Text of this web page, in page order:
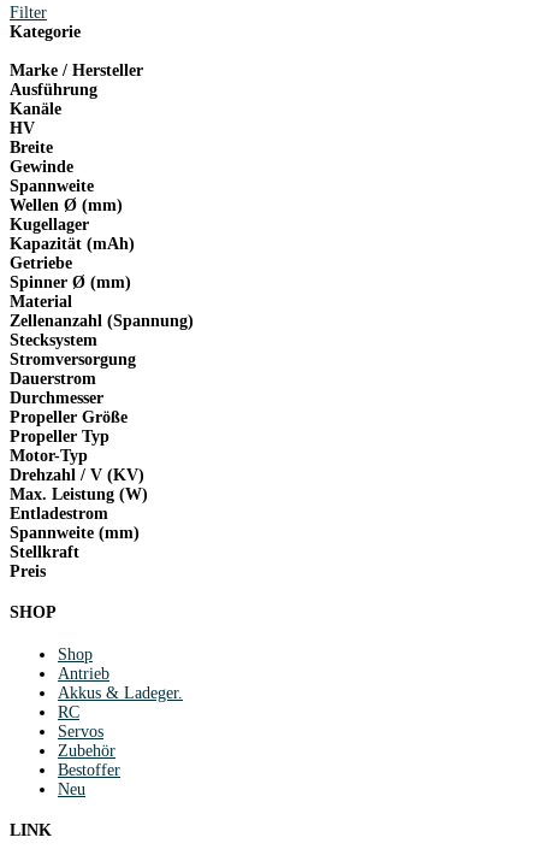
Filter
Kategorie
Marke / Hersteller
Ausführung
Kanäle
HV
Breite
Gewinde
Spannweite
Wellen Ø (mm)
Kugellager
Kapazität (mAh)
Getriebe
Spinner Ø (mm)
Material
Zellenanzahl (Spannung)
Stecksystem
Stromversorgung
Dauerstrom
Durchmesser
Propeller Größe
Propeller Typ
Motor-Typ
Drehzahl / V (KV)
Max. Leistung (W)
Entladestrom
Spannweite (mm)
Stellkraft
Preis
SHOP
Shop
Antrieb
Akkus & Ladeger.
RC
Servos
Zubehör
Bestoffer
Neu
LINK